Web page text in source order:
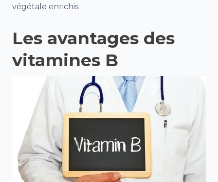
végétale enrichis.
Les avantages des
vitamines B